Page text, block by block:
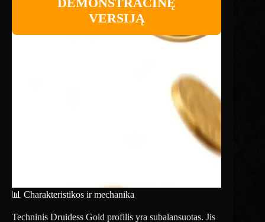
VERSIJĄ
📊 Charakteristikos ir mechanika
Techninis Druidess Gold profilis yra subalansuotas. Jis